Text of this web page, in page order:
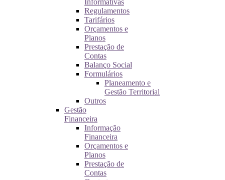
Informativas
Regulamentos
Tarifários
Orçamentos e
Planos
Prestação de
Contas
Balanço Social
Formulários
Planeamento e
Gestão Territorial
Outros
Gestão
Financeira
Informação
Financeira
Orçamentos e
Planos
Prestação de
Contas